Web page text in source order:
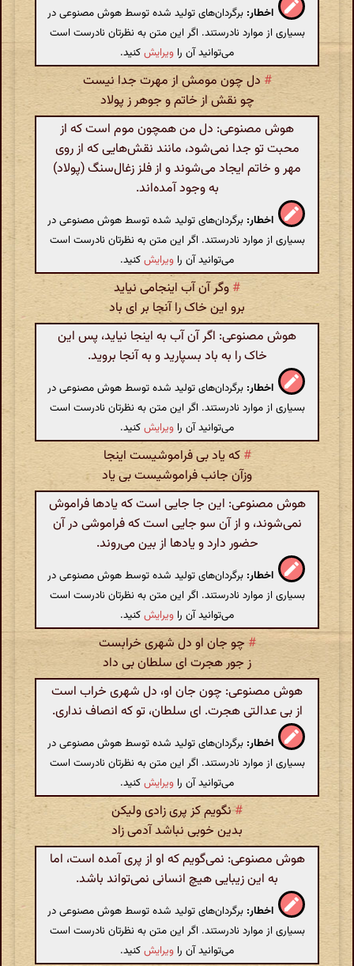
اخطار: برگردان‌های تولید شده توسط هوش مصنوعی در
بسیاری از موارد نادرستند. اگر این متن به نظرتان نادرست است
می‌توانید آن را ویرایشکنید.
# دل چون مومش از مهرت جدا نیست
چو نقش از خاتم و جوهر ز پولاد
هوش مصنوعی: دل من همچون موم است که از
محبت تو جدا نمی‌شود، مانند نقش‌هایی که از روی
مهر و خاتم ایجاد می‌شوند و از فلز زغال‌سنگ (پولاد)
به وجود آمده‌اند.
اخطار: برگردان‌های تولید شده توسط هوش مصنوعی در
بسیاری از موارد نادرستند. اگر این متن به نظرتان نادرست است
می‌توانید آن را ویرایشکنید.
# وگر آن آب اینجامی نیاید
برو این خاک را آنجا بر ای باد
هوش مصنوعی: اگر آن آب به اینجا نیاید، پس این
خاک را به باد بسپارید و به آنجا بروید.
اخطار: برگردان‌های تولید شده توسط هوش مصنوعی در
بسیاری از موارد نادرستند. اگر این متن به نظرتان نادرست است
می‌توانید آن را ویرایشکنید.
#که یاد بی فراموشیست اینجا
وزآن جانب فراموشیست بی یاد
هوش مصنوعی: این جا جایی است که یادها فراموش
نمی‌شوند، و از آن سو جایی است که فراموشی در آن
حضور دارد و یادها از بین می‌روند.
اخطار: برگردان‌های تولید شده توسط هوش مصنوعی در
بسیاری از موارد نادرستند. اگر این متن به نظرتان نادرست است
می‌توانید آن را ویرایشکنید.
# چو جان او دل شهری خرابست
ز جور هجرت ای سلطان بی داد
هوش مصنوعی: چون جان او، دل شهری خراب است
از بی عدالتی هجرت. ای سلطان، تو که انصاف نداری.
اخطار: برگردان‌های تولید شده توسط هوش مصنوعی در
بسیاری از موارد نادرستند. اگر این متن به نظرتان نادرست است
می‌توانید آن را ویرایشکنید.
#نگویم کز پری زادی ولیکن
بدین خوبی نباشد آدمی زاد
هوش مصنوعی: نمی‌گویم که او از پری آمده است، اما
به این زیبایی هیچ انسانی نمی‌تواند باشد.
اخطار: برگردان‌های تولید شده توسط هوش مصنوعی در
بسیاری از موارد نادرستند. اگر این متن به نظرتان نادرست است
می‌توانید آن را ویرایشکنید.